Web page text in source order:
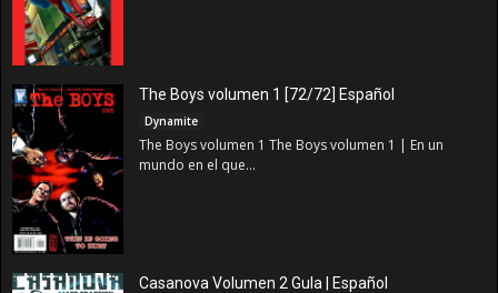
The Boys volumen 1 [72/72] Español
Dynamite
The Boys volumen 1 The Boys volumen 1 | En un
mundo en el que...
Casanova Volumen 2 Gula | Español